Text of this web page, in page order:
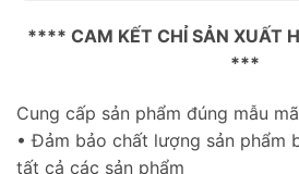
**** CAM KẾT CHỈ SẢN XUẤT
***
Cung cấp sản phẩm đúng mẫu mã
• Đảm bảo chất lượng sản phẩm
tất cả các sản phẩm